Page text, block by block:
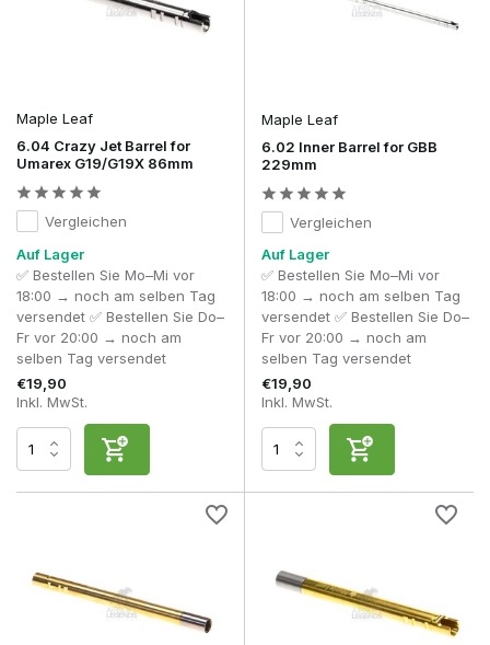
beeinflussen.
Maple Leaf
6.04 Crazy Jet Barrel for
Umarex G19/G19X 86mm
Vergleichen
Auf Lager
✅ Bestellen Sie Mo–Mi vor
18:00 → noch am selben Tag
versendet ✅ Bestellen Sie Do–
Fr vor 20:00 → noch am
selben Tag versendet
€19,90
Inkl. MwSt.
Maple Leaf
6.02 Inner Barrel for GBB
229mm
Vergleichen
Auf Lager
✅ Bestellen Sie Mo–Mi vor
18:00 → noch am selben Tag
versendet ✅ Bestellen Sie Do–
Fr vor 20:00 → noch am
selben Tag versendet
€19,90
Inkl. MwSt.